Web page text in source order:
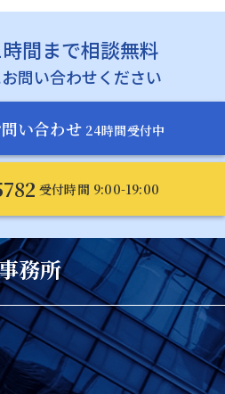
間まで相談無料
問い合わせください
い合わせ 24時間受付中
受付時間 9:00-19:00
務所